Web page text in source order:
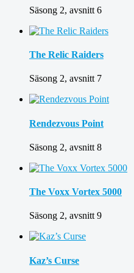
Säsong 2, avsnitt 6
The Relic Raiders
Säsong 2, avsnitt 7
Rendezvous Point
Säsong 2, avsnitt 8
The Voxx Vortex 5000
Säsong 2, avsnitt 9
Kaz’s Curse